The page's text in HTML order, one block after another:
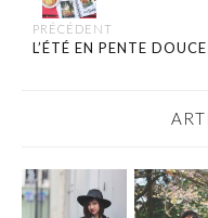
PRÉCÉDENT
L’ÉTÉ EN PENTE DOUCE